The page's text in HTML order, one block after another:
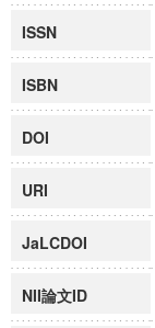
ISSN
ISBN
DOI
URI
JaLCDOI
NII論文ID